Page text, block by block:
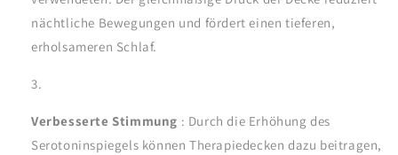
nächtliche Bewegungen und fördert einen tieferen,
erholsameren Schlaf.
Verbesserte Stimmung : Durch die Erhöhung des
Serotoninspiegels können Therapiedecken dazu beitragen,